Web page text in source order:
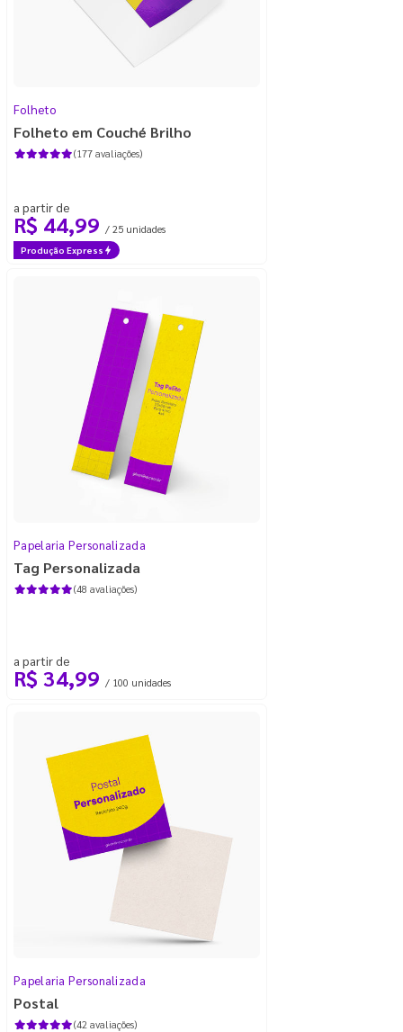
Folheto
Folheto em Couché Brilho
(177 avaliações)
a partir de
R$ 44,99 / 25 unidades
Produção Express
Papelaria Personalizada
Tag Personalizada
(48 avaliações)
a partir de
R$ 34,99 / 100 unidades
Papelaria Personalizada
Postal
(42 avaliações)